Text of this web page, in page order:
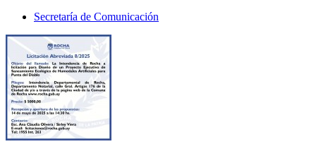
Secretaría de Comunicación